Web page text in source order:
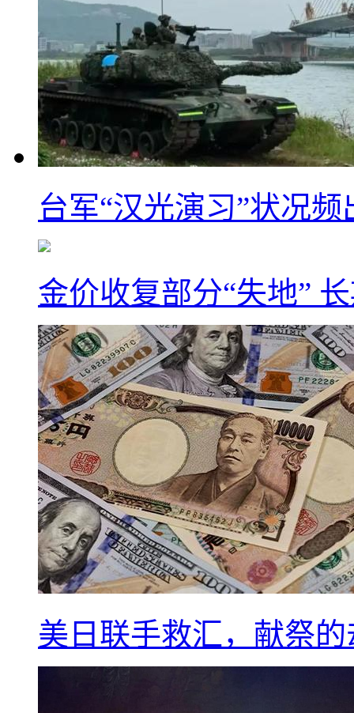
台军“汉光演习”状况
金价收复部分“失地”
美日联手救汇，献祭